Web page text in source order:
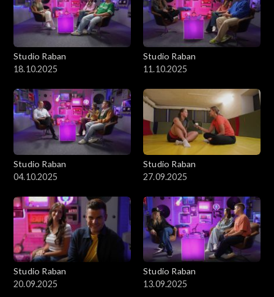
Studio Raban
18.10.2025
Studio Raban
11.10.2025
Studio Raban
04.10.2025
Studio Raban
27.09.2025
Studio Raban
20.09.2025
Studio Raban
13.09.2025